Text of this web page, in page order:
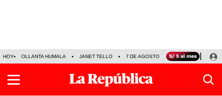
HOY OLLANTA HUMALA JANET TELLO 7 DE AGOSTO TINKA RESULTADOS